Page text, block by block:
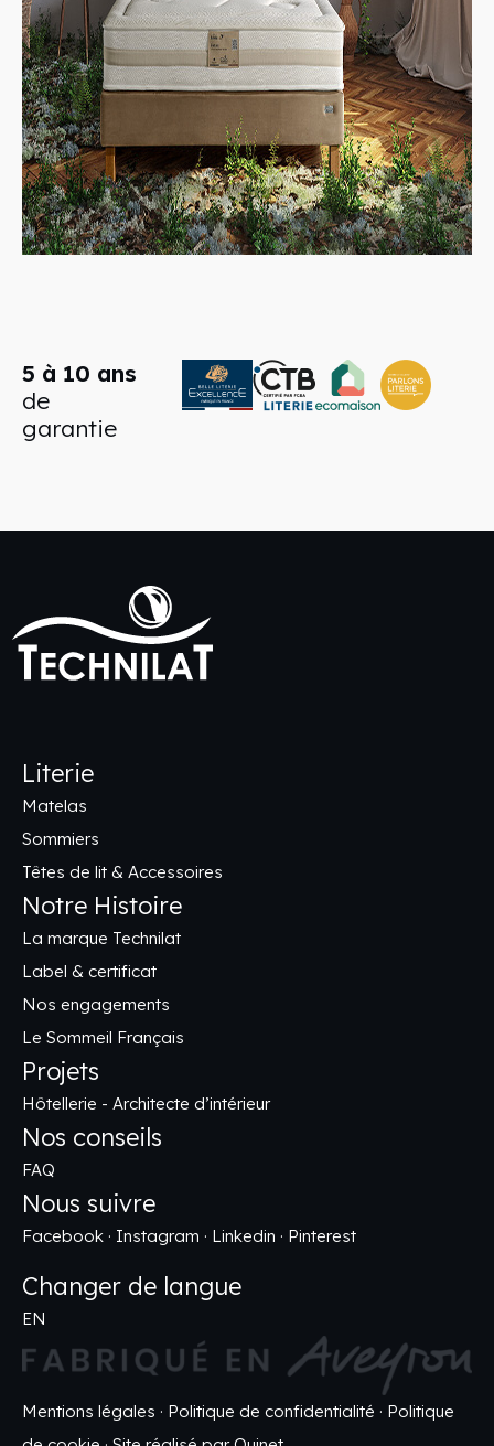
5 à 10 ans
de
garantie
Literie
Matelas
Sommiers
Têtes de lit & Accessoires
Notre Histoire
La marque Technilat
Label & certificat
Nos engagements
Le Sommeil Français
Projets
Hôtellerie - Architecte d’intérieur
Nos conseils
FAQ
Nous suivre
Facebook · Instagram · Linkedin · Pinterest
Changer de langue
EN
Mentions légales · Politique de confidentialité · Politique